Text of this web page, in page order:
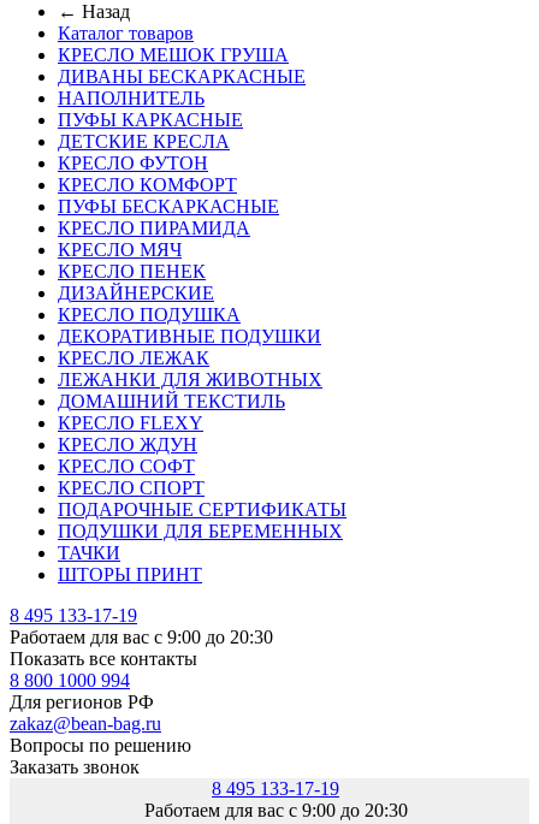
← Назад
Каталог товаров
КРЕСЛО МЕШОК ГРУША
ДИВАНЫ БЕСКАРКАСНЫЕ
НАПОЛНИТЕЛЬ
ПУФЫ КАРКАСНЫЕ
ДЕТСКИЕ КРЕСЛА
КРЕСЛО ФУТОН
КРЕСЛО КОМФОРТ
ПУФЫ БЕСКАРКАСНЫЕ
КРЕСЛО ПИРАМИДА
КРЕСЛО МЯЧ
КРЕСЛО ПЕНЕК
ДИЗАЙНЕРСКИЕ
КРЕСЛО ПОДУШКА
ДЕКОРАТИВНЫЕ ПОДУШКИ
КРЕСЛО ЛЕЖАК
ЛЕЖАНКИ ДЛЯ ЖИВОТНЫХ
ДОМАШНИЙ ТЕКСТИЛЬ
КРЕСЛО FLEXY
КРЕСЛО ЖДУН
КРЕСЛО СОФТ
КРЕСЛО СПОРТ
ПОДАРОЧНЫЕ СЕРТИФИКАТЫ
ПОДУШКИ ДЛЯ БЕРЕМЕННЫХ
ТАЧКИ
ШТОРЫ ПРИНТ
8 495 133-17-19
Работаем для вас с 9:00 до 20:30
Показать все контакты
8 800 1000 994
Для регионов РФ
zakaz@bean-bag.ru
Вопросы по решению
Заказать звонок
8 495 133-17-19
Работаем для вас с 9:00 до 20:30